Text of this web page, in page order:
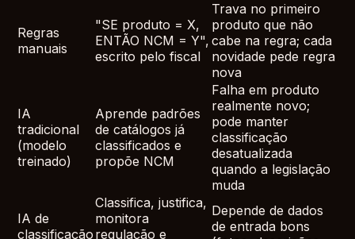
Regras
manuais
"SE produto = X,
ENTÃO NCM = Y",
escrito pelo fiscal
Trava no primeiro
produto que não
cabe na regra; cada
novidade pede regra
nova
IA
tradicional
(modelo
treinado)
Aprende padrões
de catálogos já
classificados e
propõe NCM
Falha em produto
realmente novo;
pode manter
classificação
desatualizada
quando a legislação
muda
IA de
classificação
Classifica, justifica,
monitora
regulação e
Depende de dados
de entrada bons